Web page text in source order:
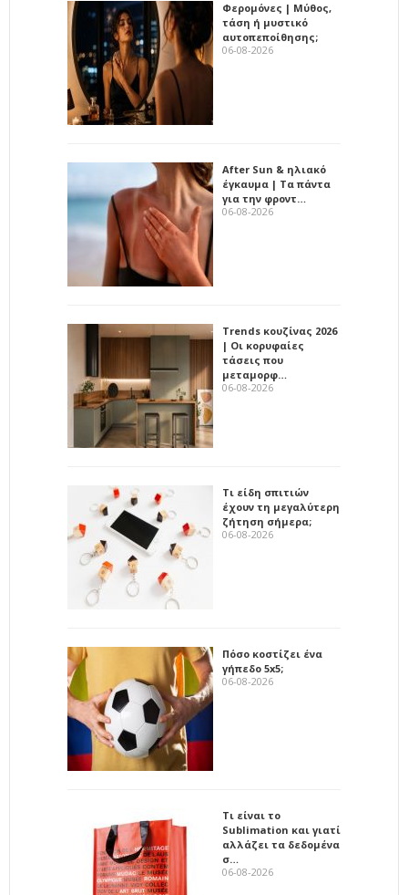
Φερομόνες | Μύθος,
τάση ή μυστικό
αυτοπεποίθησης;
06-08-2026
After Sun & ηλιακό
έγκαυμα | Τα πάντα
για την φροντ…
06-08-2026
Trends κουζίνας 2026
| Οι κορυφαίες
τάσεις που
μεταμορφ…
06-08-2026
Τι είδη σπιτιών
έχουν τη μεγαλύτερη
ζήτηση σήμερα;
06-08-2026
Πόσο κοστίζει ένα
γήπεδο 5x5;
06-08-2026
Τι είναι το
Sublimation και γιατί
αλλάζει τα δεδομένα
σ…
06-08-2026